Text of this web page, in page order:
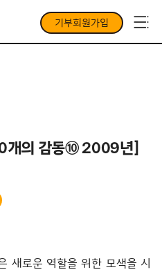
기부회원가입
개의 감동⑩ 2009년]
새로운 역할을 위한 모색을 시